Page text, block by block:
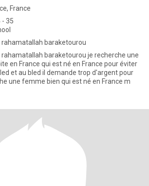
France
- 35
baraketourou
baraketourou je recherche une
en France qui est né en France pour éviter
et au bled il demande trop d'argent pour
une femme bien qui est né en France m